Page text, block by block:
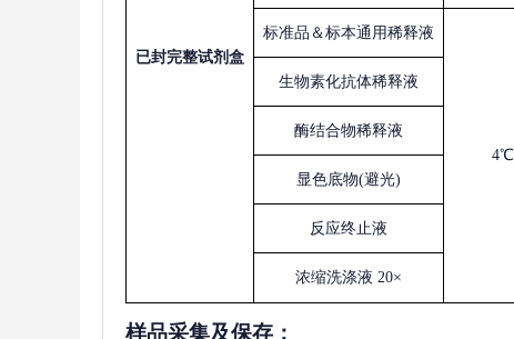
已封完整试剂盒
标准品＆标本通用稀释液
4℃
生物素化抗体稀释液
酶结合物稀释液
显色底物(避光)
反应终止液
浓缩洗涤液 20×
样品采集及保存 ：